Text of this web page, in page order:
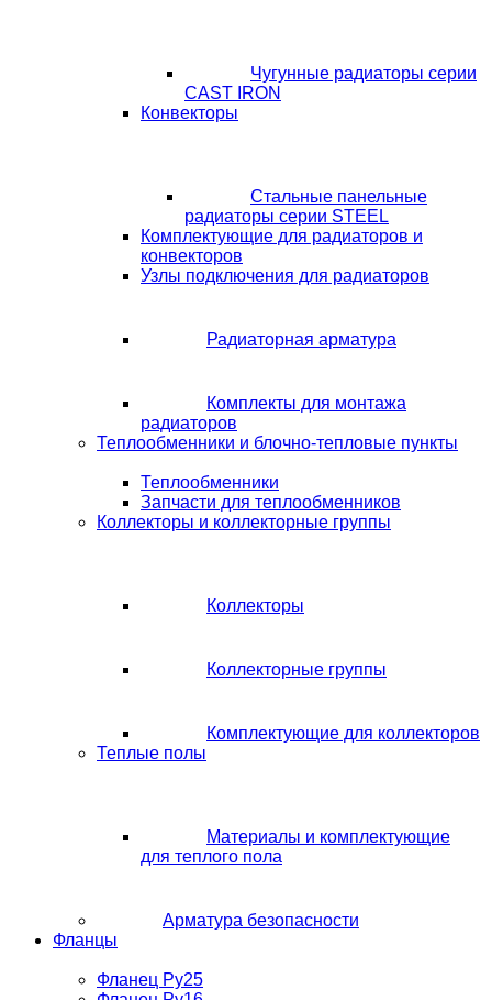
Чугунные радиаторы серии
CAST IRON
Конвекторы
Стальные панельные
радиаторы серии STEEL
Комплектующие для радиаторов и
конвекторов
Узлы подключения для радиаторов
Радиаторная арматура
Комплекты для монтажа
радиаторов
Теплообменники и блочно-тепловые пункты
Теплообменники
Запчасти для теплообменников
Коллекторы и коллекторные группы
Коллекторы
Коллекторные группы
Комплектующие для коллекторов
Теплые полы
Материалы и комплектующие
для теплого пола
Арматура безопасности
Фланцы
Фланец Ру25